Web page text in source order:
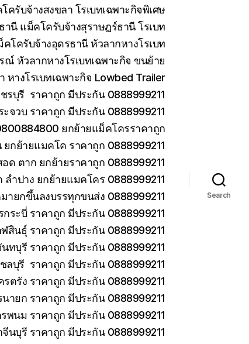
รับจ้างสงขลา โรเบทเฉพาะกิจพิเศษ
นี แม็คโครับจ้างสุราษฎร์ธานี โรเบท
โครับจ้างอุดรธานี หัวลากหางโรเบท
ณ์ หัวลากหางโรเบทเฉพาะกิจ ขนย้าย
หางโรเบทเฉพาะกิจ Lowbed Trailer
รบุรี ราคาถูก มีประกัน 0888999211
ะจวบ ราคาถูก มีประกัน 0888999211
ยกย้ายแม็คโครราคาถูก
กย้ายแมคโค ราคาถูก 0888999211
ตาก ยกย้ายราคาถูก 0888999211
ำปาง ยกย้ายแมคโคร 0888999211
ายกขึ้นลงบรรทุกขนส่ง 0888999211
ระบี่ ราคาถูก มีประกัน 0888999211
สินธุ์ ราคาถูก มีประกัน 0888999211
ทบุรี ราคาถูก มีประกัน 0888999211
ลบุรี ราคาถูก มีประกัน 0888999211
ตรัง ราคาถูก มีประกัน 0888999211
ายก ราคาถูก มีประกัน 0888999211
นม ราคาถูก มีประกัน 0888999211
นบุรี ราคาถูก มีประกัน 0888999211
Search